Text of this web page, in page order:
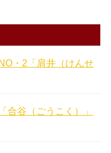
・2「肩井（けんせ
合谷（ごうこく）」